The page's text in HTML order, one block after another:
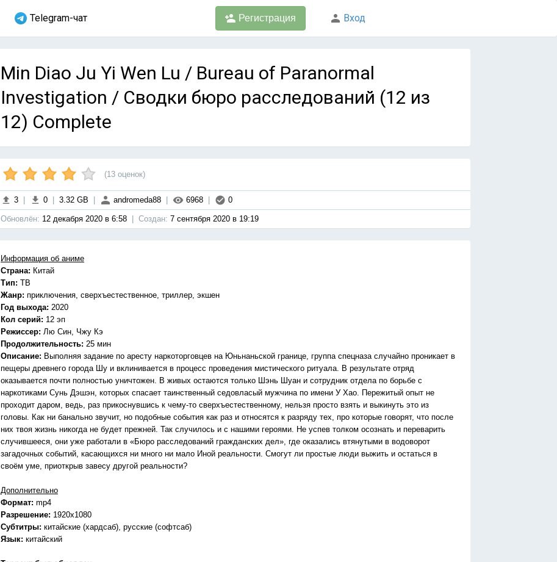
Telegram-чат Регистрация Вход
Min Diao Ju Yi Wen Lu / Bureau of Paranormal
Investigation / Сводки бюро расследований (12 из
12) Complete
(13 оценок)
3 0 3.32 GB andromeda88 6968 0
Обновлён: 12 декабря 2020 в 6:58 Cоздан: 7 сентября 2020 в 19:19
Информация об аниме
Страна: Китай
Тип: ТВ
Жанр: приключения, сверхъестественное, триллер, экшен
Год выхода: 2020
Кол серий: 12 эп
Режиссер: Лю Син, Чжу Кэ
Продолжительность: 25 мин
Описание: Выполняя задание по аресту наркоторговцев на Юньнаньской границе, группа спецназа случайно проникает в
пещеры древнего города Шу и вклинивается в процесс проведения мистического ритуала. В результате отряд
оказывается почти полностью уничтожен. В живых остаются только Шэнь Шуан и сотрудник отдела по борьбе с
наркотиками Сунь Дэшэн, которых спасает таинственный седовласый мужчина по имени У Хао. Пережитый опыт не
проходит даром, ведь, раз прикоснувшись к чему-то сверхъестественному, нельзя просто взять и выкинуть это из
головы. Как ни банально звучит, но подобные события как раз и относятся к разряду тех, про которые говорят, что после
них твоя жизнь никогда не будет прежней. Так случилось и с нашими героями. Не успев толком осознать и переварить
случившееся, они уже работали в «Бюро расследований гражданских дел», где оказались втянутыми в водоворот
загадочных событий, касающихся ни много ни мало Иной реальности. Смогут ли простые люди выжить и остаться в
своём уме, приоткрыв завесу другой реальности?
Дополнительно
Формат: mp4
Разрешение: 1920x1080
Субтитры: китайские (хардсаб), русские (софтсаб)
Язык: китайский